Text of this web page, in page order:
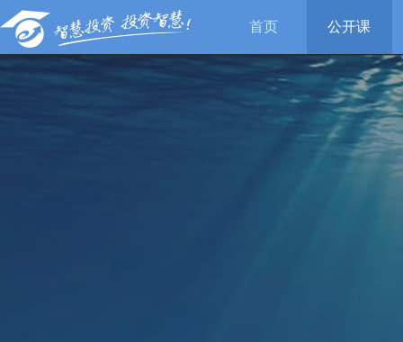
首页 公开课